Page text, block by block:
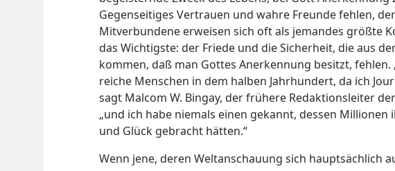
Gegenseitiges Vertrauen und wahre Freunde fehlen,
Mitverbundene erweisen sich oft als jemandes größte
das Wichtigste: der Friede und die Sicherheit, die aus
kommen, daß man Gottes Anerkennung besitzt, fehlen.
reiche Menschen in dem halben Jahrhundert, da ich
sagt Malcom W. Bingay, der frühere Redaktionsleiter der
„und ich habe niemals einen gekannt, dessen Millionen
und Glück gebracht hätten.“
Wenn jene, deren Weltanschauung sich hauptsächlich